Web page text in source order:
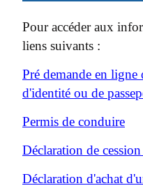
Pour accéder aux
liens suivants :
Pré demande en ligne
d'identité ou de
Permis de conduire
Déclaration de
Déclaration d'achat